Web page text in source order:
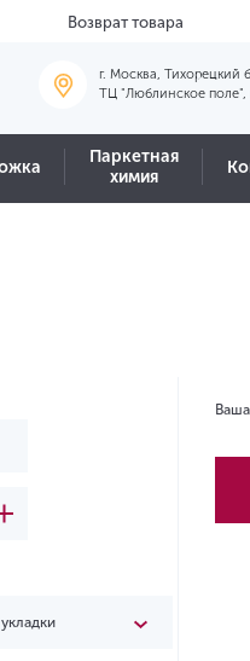
Возврат товара
г. Москва, Тихорецкий
ТЦ "Люблинское поле",
Паркетная
химия